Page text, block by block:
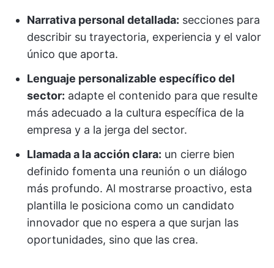
Narrativa personal detallada: secciones para
describir su trayectoria, experiencia y el valor
único que aporta.
Lenguaje personalizable específico del
sector: adapte el contenido para que resulte
más adecuado a la cultura específica de la
empresa y a la jerga del sector.
Llamada a la acción clara: un cierre bien
definido fomenta una reunión o un diálogo
más profundo. Al mostrarse proactivo, esta
plantilla le posiciona como un candidato
innovador que no espera a que surjan las
oportunidades, sino que las crea.